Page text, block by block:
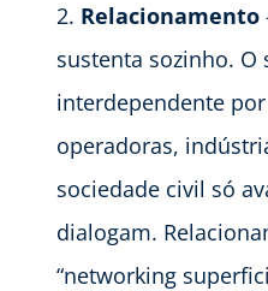
Relacionamento
sustenta sozinho. O
interdependente
operadoras,
sociedade civil só
dialogam.
“networking